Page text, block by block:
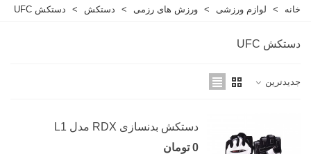
خانه > لوازم ورزشی > ورزش های رزمی > دستکش > دستکش UFC
دستکش UFC
جدیدترین
دستکش بدنسازی RDX مدل L1
0 تومان